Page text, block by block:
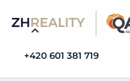
+420 601 381 719